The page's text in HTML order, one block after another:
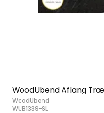
WoodUbend Aflang
WoodUbend
WUB1339-SL